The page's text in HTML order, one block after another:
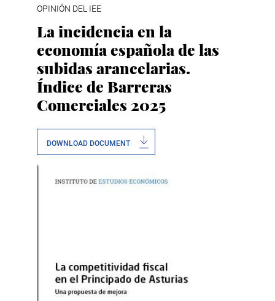
OPINIÓN DEL IEE
La incidencia en la
economía española de las
subidas arancelarias.
Índice de Barreras
Comerciales 2025
DOWNLOAD DOCUMENT